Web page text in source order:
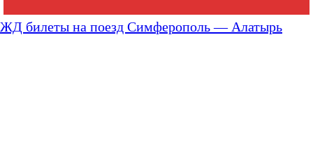
ЖД билеты на поезд Симферополь — Алатырь